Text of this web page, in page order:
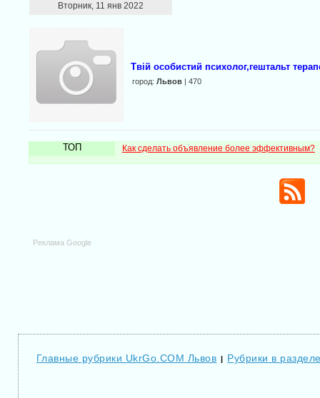
Вторник, 11 янв 2022
Твій особистий психолог,гештальт
город: Львов| 470
ТОП Как сделать объявление более эффективным?
Реклама Google
Главные рубрики UkrGo.COM Львов | Рубрики в